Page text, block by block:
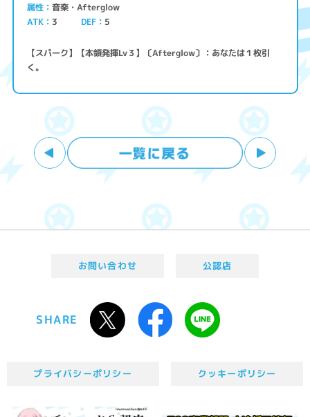
属性 音楽・Afterglow
ATK 3 DEF 5
【スパーク】【本領発揮Lv３】〔Afterglow〕：あなたは１枚引
く。
お問い合わせ 公認店
SHARE
プライバシーポリシー クッキーポリシー